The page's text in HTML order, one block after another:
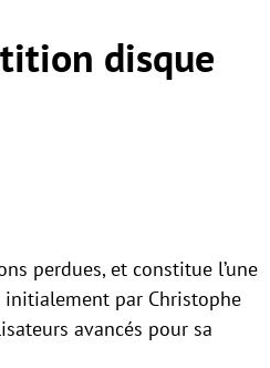
disque
perdues, et constitue l’une
initialement par Christophe
avancés pour sa